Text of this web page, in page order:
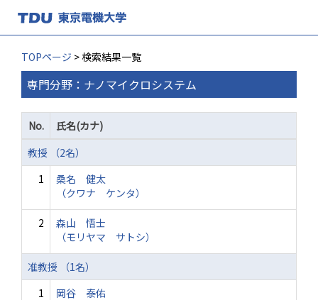
TOPページ > 検索結果一覧
専門分野：ナノマイクロシステム
No.
氏名(カナ)
教授 （2名）
1
桑名 健太
（クワナ ケンタ）
2
森山 悟士
（モリヤマ サトシ）
准教授 （1名）
1
岡谷 泰佑